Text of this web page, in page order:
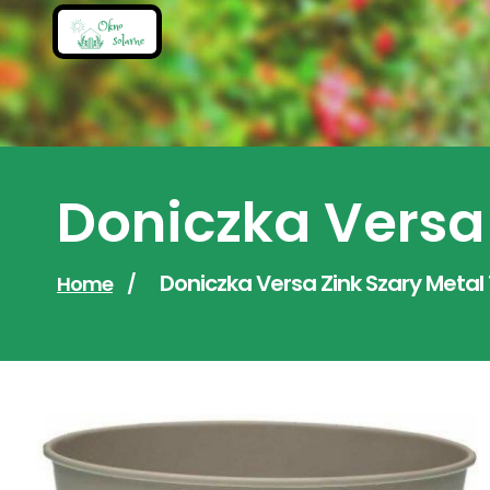
Skip
to
content
Doniczka
Home / Doniczka Versa Zink Szary Metal